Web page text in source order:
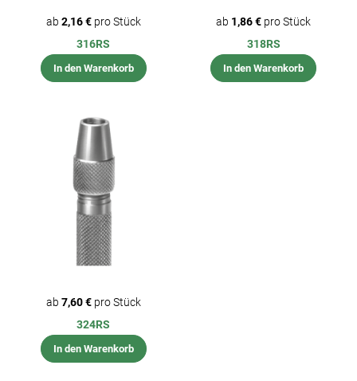
ab 2,16 €pro Stück
316RS
In den Warenkorb
ab 1,86 € pro Stück
318RS
In den Warenkorb
ab 7,60 €pro Stück
324RS
In den Warenkorb